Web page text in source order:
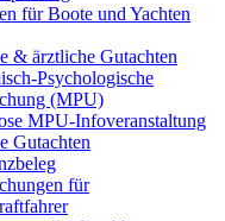
für Boote und Yachten
& ärztliche Gutachten
Psychologische
(MPU)
MPU-Infoveranstaltung
Gutachten
für